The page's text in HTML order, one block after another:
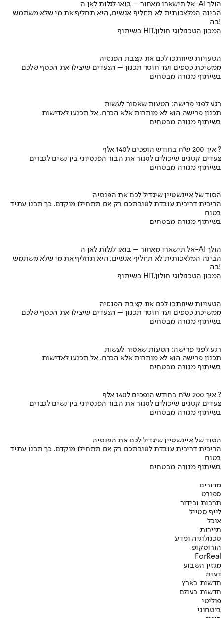
אל תישארו מאחור – בואו לגלות לאן ה-AI הולך
הבינה המלאכותית לא תחליף אנשים, היא תחליף את מי שלא משתמש
בה!
בשיתוף HIT,המכון הטכנולוגי חולון
הטעויות שיחתכו לכם את קצבת הפנסיה
ממשיכת כספים ועד חוסר תכנון – הצעדים שיצילו את הכסף שלכם
בשיתוף מנורה מבטחים
רגע לפני פרישה: הטעות שאסור לעשות
תכנון פרישה הוא לא מותרות אלא הכרח. אל תכנעו לאדישות
בשיתוף מנורה מבטחים
איך 200 ש"ח בחודש הופכים ל140 אלף ?
צעדים קטנים שיכולים לסגור את הבור הפנסיוני בין נשים לגברים
בשיתוף מנורה מבטחים
הסוד של איינשטיין שיגדיל לכם את הפנסיה
הריבית דריבית עובדת לטובתכם רק אם תתחילו מוקדם. כך תבנו עתיד
בטוח
בשיתוף מנורה מבטחים
אל תישארו מאחור – בואו לגלות לאן ה-AI הולך
הבינה המלאכותית לא תחליף אנשים, היא תחליף את מי שלא משתמש
בה!
בשיתוף HIT,המכון הטכנולוגי חולון
הטעויות שיחתכו לכם את קצבת הפנסיה
ממשיכת כספים ועד חוסר תכנון – הצעדים שיצילו את הכסף שלכם
בשיתוף מנורה מבטחים
רגע לפני פרישה: הטעות שאסור לעשות
תכנון פרישה הוא לא מותרות אלא הכרח. אל תכנעו לאדישות
בשיתוף מנורה מבטחים
איך 200 ש"ח בחודש הופכים ל140 אלף ?
צעדים קטנים שיכולים לסגור את הבור הפנסיוני בין נשים לגברים
בשיתוף מנורה מבטחים
הסוד של איינשטיין שיגדיל לכם את הפנסיה
הריבית דריבית עובדת לטובתכם רק אם תתחילו מוקדם. כך תבנו עתיד
בטוח
בשיתוף מנורה מבטחים
מדורים
ספורט
תרבות ובידור
לייף סטייל
אוכל
תיירות
טכנולוגיה ומדע
הורוסקופ
ForReal
מגזין השבוע
דעות
חדשות בארץ
חדשות בעולם
פוליטי
ביטחוני